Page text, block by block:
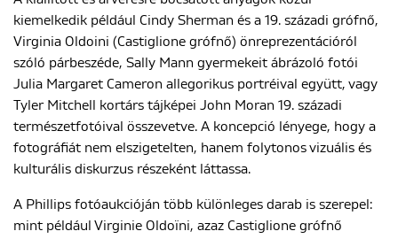
kiemelkedik például Cindy Sherman és a 19. századi grófnő,
Virginia Oldoini (Castiglione grófnő) önreprezentációról
szóló párbeszéde, Sally Mann gyermekeit ábrázoló fotói
Julia Margaret Cameron allegorikus portréival együtt, vagy
Tyler Mitchell kortárs tájképei John Moran 19. századi
természetfotóival összevetve. A koncepció lényege, hogy a
fotográfiát nem elszigetelten, hanem folytonos vizuális és
kulturális diskurzus részeként láttassa.
A Phillips fotóaukcióján több különleges darab is szerepel:
mint például Virginie Oldoïni, azaz Castiglione grófnő